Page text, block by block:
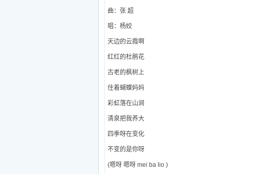
曲：张 超
唱：杨姣
天边的云霞啊
红红的杜鹃花
古老的枫树上
住着蝴蝶妈妈
彩虹落在山涧
清泉把我养大
四季呀在变化
不变的是你呀
(嗯呀 嗯呀 mei ba lio )